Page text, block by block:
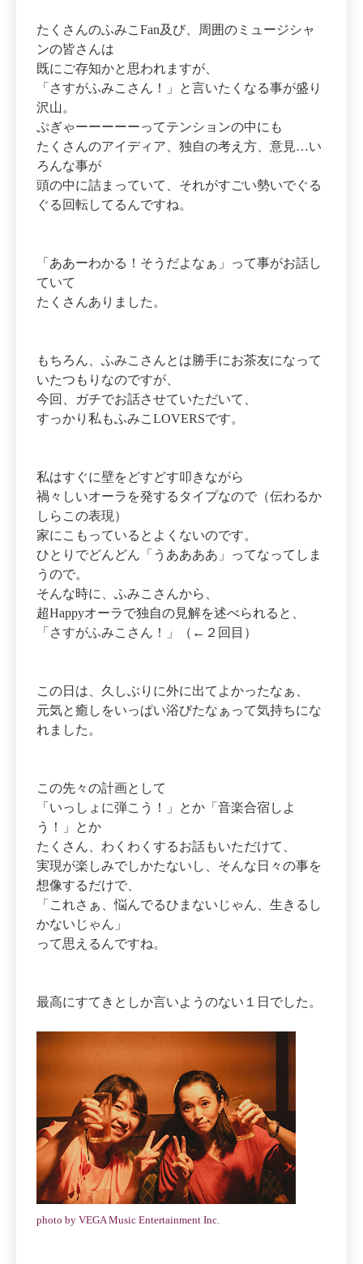
たくさんのふみこFan及び、周囲のミュージシャ
ンの皆さんは
既にご存知かと思われますが、
「さすがふみこさん！」と言いたくなる事が盛り
沢山。
ぷぎゃーーーーーってテンションの中にも
たくさんのアイディア、独自の考え方、意見…い
ろんな事が
頭の中に詰まっていて、それがすごい勢いでぐる
ぐる回転してるんですね。
「ああーわかる！そうだよなぁ」って事がお話し
ていて
たくさんありました。
もちろん、ふみこさんとは勝手にお茶友になって
いたつもりなのですが、
今回、ガチでお話させていただいて、
すっかり私もふみこLOVERSです。
私はすぐに壁をどすどす叩きながら
禍々しいオーラを発するタイプなので（伝わるか
しらこの表現）
家にこもっているとよくないのです。
ひとりでどんどん「うああああ」ってなってしま
うので。
そんな時に、ふみこさんから、
超Happyオーラで独自の見解を述べられると、
「さすがふみこさん！」（←２回目）
この日は、久しぶりに外に出てよかったなぁ、
元気と癒しをいっぱい浴びたなぁって気持ちにな
れました。
この先々の計画として
「いっしょに弾こう！」とか「音楽合宿しよ
う！」とか
たくさん、わくわくするお話もいただけて、
実現が楽しみでしかたないし、そんな日々の事を
想像するだけで、
「これさぁ、悩んでるひまないじゃん、生きるし
かないじゃん」
って思えるんですね。
最高にすてきとしか言いようのない１日でした。
photo by VEGA Music Entertainment Inc.